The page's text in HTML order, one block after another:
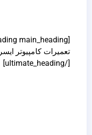
[/ultimate_heading]